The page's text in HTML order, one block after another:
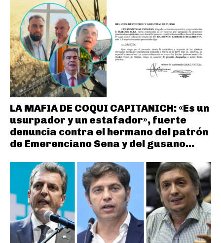
LA MAFIA DE COQUI CAPITANICH: «Es un
usurpador y un estafador», fuerte
denuncia contra el hermano del patrón
de Emerenciano Sena y del gusano...